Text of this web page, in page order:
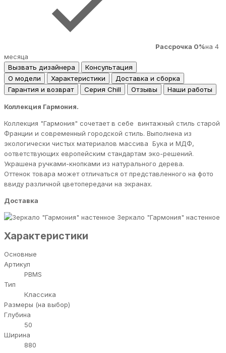
Рассрочка 0%на 4
месяца
Вызвать дизайнера
Консультация
О модели
Характеристики
Доставка и сборка
Гарантия и возврат
Серия Chill Отзывы Наши работы
Коллекция Гармония.
Коллекция "Гармония" сочетает в себе винтажный стиль старой
Франции и современный городской стиль. Выполнена из
экологически чистых материалов массива Бука и МДФ,
оответствующих европейским стандартам эко-решений.
Украшена ручками-кнопками из натурального дерева.
Оттенок товара может отличаться от представленного на фото
ввиду различной цветопередачи на экранах.
Доставка
Зеркало "Гармония" настенное
Характеристики
Основные
Артикул
PBMS
Тип
Классика
Размеры (на выбор)
Глубина
50
Ширина
880